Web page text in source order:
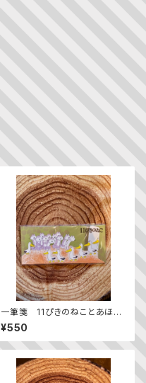
一筆箋 11ぴきのねことあほう
どり
¥550